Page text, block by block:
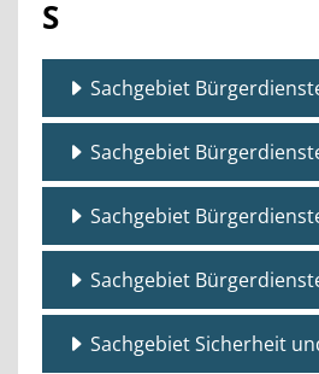
S
Sachgebiet
Sachgebiet
Sachgebiet
Sachgebiet
Sachgebiet Sicherheit